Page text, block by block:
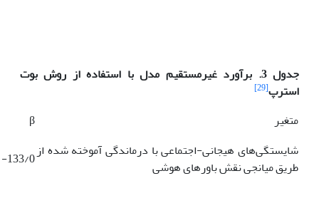
جدول 3.
برآورد غیر‌مستقیم مدل با استفاده از روش بوت
استرپ[29]
متغیر
β
شایستگی‌های هیجانی-اجتماعی با درماندگی آموخته شده از
طریق میانجی نقش باورهای هوشی
133/0-